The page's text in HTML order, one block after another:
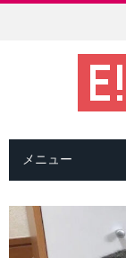
メニュー